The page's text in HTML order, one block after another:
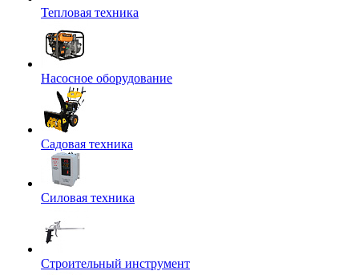
Тепловая техника
Насосное оборудование
Садовая техника
Силовая техника
Строительный инструмент